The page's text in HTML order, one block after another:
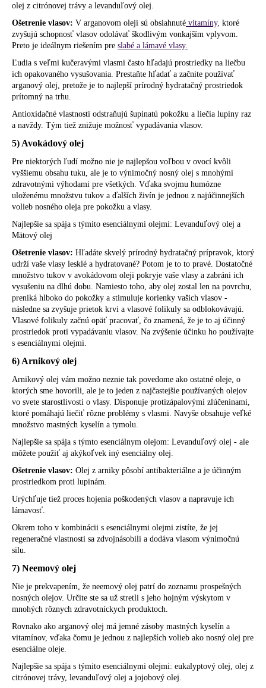
olej z citrónovej trávy a levanduľový olej.
Ošetrenie vlasov: V arganovom oleji sú obsiahnuté vitamíny, ktoré
zvyšujú schopnosť vlasov odolávať škodlivým vonkajším vplyvom.
Preto je ideálnym riešením pre slabé a lámavé vlasy.
Ľudia s veľmi kučeravými vlasmi často hľadajú prostriedky na liečbu
ich opakovaného vysušovania. Prestaňte hľadať a začnite používať
arganový olej, pretože je to najlepší prírodný hydratačný prostriedok
prítomný na trhu.
Antioxidačné vlastnosti odstraňujú šupinatú pokožku a liečia lupiny raz
a navždy. Tým tiež znižuje možnosť vypadávania vlasov.
5) Avokádový olej
Pre niektorých ľudí možno nie je najlepšou voľbou v ovocí kvôli
vyššiemu obsahu tuku, ale je to výnimočný nosný olej s mnohými
zdravotnými výhodami pre všetkých. Vďaka svojmu humózne
uloženému množstvu tukov a ďalších živín je jednou z najúčinnejších
volieb nosného oleja pre pokožku a vlasy.
Najlepšie sa spája s týmito esenciálnymi olejmi: Levanduľový olej a
Mätový olej
Ošetrenie vlasov: Hľadáte skvelý prírodný hydratačný prípravok, ktorý
udrží vaše vlasy lesklé a hydratované? Potom je to to pravé. Dostatočné
množstvo tukov v avokádovom oleji pokryje vaše vlasy a zabráni ich
vysušeniu na dlhú dobu. Namiesto toho, aby olej zostal len na povrchu,
preniká hlboko do pokožky a stimuluje korienky vašich vlasov -
následne sa zvyšuje prietok krvi a vlasové folikuly sa odblokovávajú.
Vlasové folikuly začnú opäť pracovať, čo znamená, že je to aj účinný
prostriedok proti vypadávaniu vlasov. Na zvýšenie účinku ho používajte
s esenciálnymi olejmi.
6) Arnikový olej
Arnikový olej vám možno neznie tak povedome ako ostatné oleje, o
ktorých sme hovorili, ale je to jeden z najčastejšie používaných olejov
vo svete starostlivosti o vlasy. Disponuje protizápalovými zlúčeninami,
ktoré pomáhajú liečiť rôzne problémy s vlasmi. Navyše obsahuje veľké
množstvo mastných kyselín a tymolu.
Najlepšie sa spája s týmto esenciálnym olejom: Levanduľový olej - ale
môžete použiť aj akýkoľvek iný esenciálny olej.
Ošetrenie vlasov: Olej z arniky pôsobí antibakteriálne a je účinným
prostriedkom proti lupinám.
Urýchľuje tiež proces hojenia poškodených vlasov a napravuje ich
lámavosť.
Okrem toho v kombinácii s esenciálnymi olejmi zistíte, že jej
regeneračné vlastnosti sa zdvojnásobili a dodáva vlasom výnimočnú
silu.
7) Neemový olej
Nie je prekvapením, že neemový olej patrí do zoznamu prospešných
nosných olejov. Určite ste sa už stretli s jeho hojným výskytom v
mnohých rôznych zdravotníckych produktoch.
Rovnako ako arganový olej má jemné zásoby mastných kyselín a
vitamínov, vďaka čomu je jednou z najlepších volieb ako nosný olej pre
esenciálne oleje.
Najlepšie sa spája s týmito esenciálnymi olejmi: eukalyptový olej, olej z
citrónovej trávy, levanduľový olej a jojobový olej.